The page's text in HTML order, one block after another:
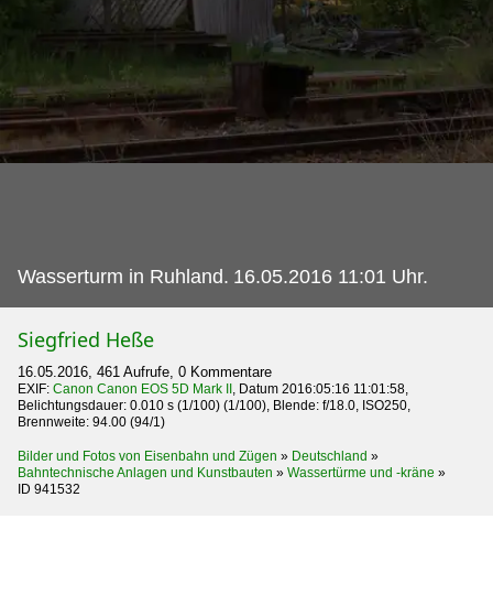
Wasserturm in Ruhland. 16.05.2016 11:01 Uhr.
Siegfried Heße
16.05.2016, 461 Aufrufe, 0 Kommentare
EXIF: Canon Canon EOS 5D Mark II , Datum 2016:05:16 11:01:58,
Belichtungsdauer: 0.010 s (1/100) (1/100), Blende: f/18.0, ISO250,
Brennweite: 94.00 (94/1)
Bilder und Fotos von Eisenbahn und Zügen » Deutschland »
Bahntechnische Anlagen und Kunstbauten » Wassertürme und -kräne »
ID 941532